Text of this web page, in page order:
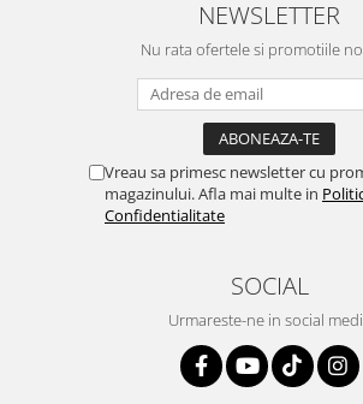
NEWSLETTER
Nu rata ofertele si promotiile
Vreau sa primesc newsletter cu
magazinului. Afla mai multe in
Confidentialitate
SOCIAL
Urmareste-ne in social